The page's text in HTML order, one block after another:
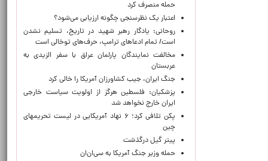
حمله منصرف کرد
اعتبار یک نظرسنجی چگونه ارزیابی می‌شود؟
روحانی: یادگار رهبر شهید در تاریخ، تسلیم نشدن
است/ تمام ادعاهای ترامپ، حرف‌های توخالی است
مخالفت نمایندگان پارلمان عراق با سفر الزیدی به
عربستان
جنگ ایران، جیب کشاورزان آمریکا را خالی کرد
پزشکیان: فلسطین هرگز از اولویت سیاست خارجی
ایران خارج نخواهد شد
پکن تلافی کرد؛ ۶ نهاد آمریکایی در لیست تحریمهای
چین
پیتر گیل درگذشت
حمله وزیر جنگ آمریکا به سی‌ان‌ان